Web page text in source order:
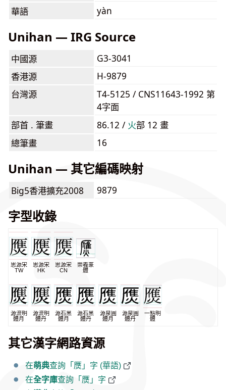
華語
yàn
Unihan — IRG Source
中國源
G3-3041
香港源
H-9879
台灣源
T4-5125 / CNS11643-1992 第
4字面
部首 . 筆畫
86.12 / ⽕部 12 畫
總筆畫
16
Unihan — 其它編碼映射
Big5香港擴充2008 9879
字型收錄
思源宋
TW
思源宋
HK
思源宋
CN
崇羲篆
體
源流明
體月
源流明
體丹
源石黑
體月
源石黑
體丹
源泉圓
體月
源泉圓
體丹
一點明
體
其它漢字網路資源
在萌典查詢「㷳」字 (華語)
在全字庫查詢「㷳」字